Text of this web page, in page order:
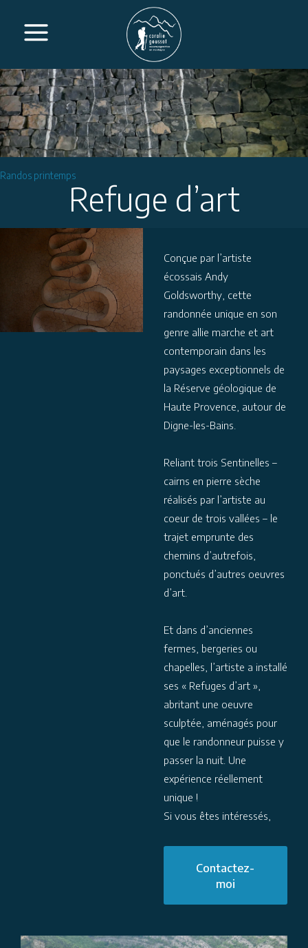
Randos printemps
Refuge d’art
Conçue par l’artiste
écossais Andy
Goldsworthy, cette
randonnée unique en son
genre allie marche et art
contemporain dans les
paysages exceptionnels de
la Réserve géologique de
Haute Provence, autour de
Digne-les-Bains.
Reliant trois Sentinelles –
cairns en pierre sèche
réalisés par l’artiste au
coeur de trois vallées – le
trajet emprunte des
chemins d’autrefois,
ponctués d’autres oeuvres
d’art.
Et dans d’anciennes
fermes, bergeries ou
chapelles, l’artiste a installé
ses « Refuges d’art »,
abritant une oeuvre
sculptée, aménagés pour
que le randonneur puisse y
passer la nuit. Une
expérience réellement
unique !
Si vous êtes intéressés,
Contactez-
moi